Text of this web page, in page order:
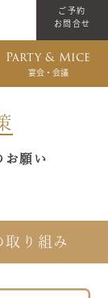
Party & Mice
宴会・会議
ご予約
お問合せ
お願い
取り組み